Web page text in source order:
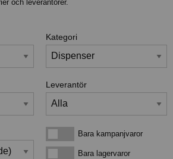
och leverantörer.
Kategori
Leverantör
Bara kampanjvarorBara kampanjvaror
Bara lagervarorBara lagervaror